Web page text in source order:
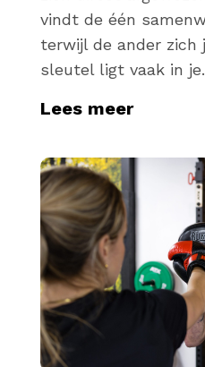
vindt de één
terwijl de ander
sleutel ligt vaak in
Lees meer